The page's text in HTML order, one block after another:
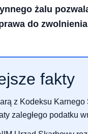
żalu
do
fakty
z Kodeksu
zaległego podatku